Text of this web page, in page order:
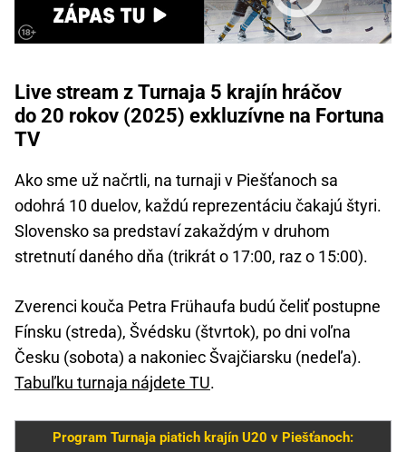
Live stream z Turnaja 5 krajín hráčov
do 20 rokov (2025) exkluzívne na Fortuna
TV
Ako sme už načrtli, na turnaji v Piešťanoch sa
odohrá 10 duelov, každú reprezentáciu čakajú štyri.
Slovensko sa predstaví zakaždým v druhom
stretnutí daného dňa (trikrát o 17:00, raz o 15:00).
Zverenci kouča Petra Frühaufa budú čeliť postupne
Fínsku (streda), Švédsku (štvrtok), po dni voľna
Česku (sobota) a nakoniec Švajčiarsku (nedeľa).
Tabuľku turnaja nájdete TU.
Program Turnaja piatich krajín U20 v Piešťanoch: